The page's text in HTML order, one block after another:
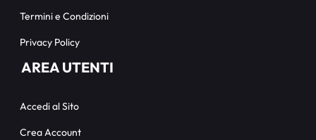
Termini e Condizioni
Privacy Policy
AREA UTENTI
Accedi al Sito
Crea Account